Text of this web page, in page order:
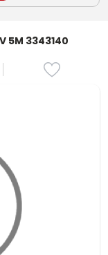
5M 3343140